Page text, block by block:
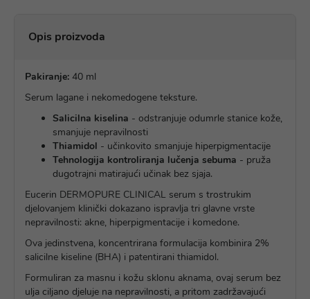
Opis proizvoda
Pakiranje: 40 ml
Serum lagane i nekomedogene teksture.
Salicilna kiselina - odstranjuje odumrle stanice kože,
smanjuje nepravilnosti
Thiamidol - učinkovito smanjuje hiperpigmentacije
Tehnologija kontroliranja lučenja sebuma - pruža
dugotrajni matirajući učinak bez sjaja.
Eucerin DERMOPURE CLINICAL serum s trostrukim
djelovanjem klinički dokazano ispravlja tri glavne vrste
nepravilnosti: akne, hiperpigmentacije i komedone.
Ova jedinstvena, koncentrirana formulacija kombinira 2%
salicilne kiseline (BHA) i patentirani thiamidol.
Formuliran za masnu i kožu sklonu aknama, ovaj serum bez
ulja ciljano djeluje na nepravilnosti, a pritom zadržavajući